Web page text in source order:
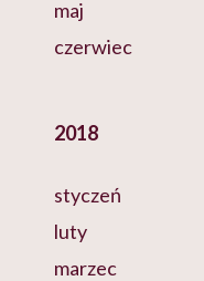
maj
czerwiec
2018
styczeń
luty
marzec